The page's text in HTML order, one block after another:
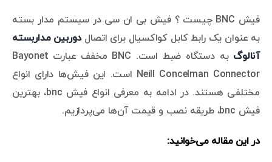
فیش BNC چیست ؟ فیش بی ان سی در سیستم مدار بسته
به عنوان یک رابط کابل کواکسیال برای اتصالدوربین مداربسته
آنالوگ
به دستگاه ضبط است. BNC مخفف عبارت Bayonet
Neill Concelman Connector است. این فیش‌ها دارای انواع
مختلفی هستند. در ادامه به معرفی انواع فیش bnc، بهترین
فیش bnc، طریقه نصب و قیمت آن‌ها می‌پردازیم.
در این مقاله می‌خوانید: